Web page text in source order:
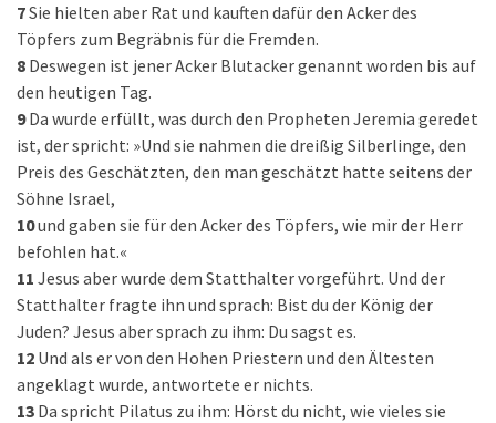
7Sie hielten aber Rat und kauften dafür den Acker des
Töpfers zum Begräbnis für die Fremden.
8 Deswegen ist jener Acker Blutacker genannt worden bis auf
den heutigen Tag.
9 Da wurde erfüllt, was durch den Propheten Jeremia geredet
ist, der spricht: »Und sie nahmen die dreißig Silberlinge, den
Preis des Geschätzten, den man geschätzt hatte seitens der
Söhne Israel,
10und gaben sie für den Acker des Töpfers, wie mir der Herr
befohlen hat.«
11 Jesus aber wurde dem Statthalter vorgeführt. Und der
Statthalter fragte ihn und sprach: Bist du der König der
Juden? Jesus aber sprach zu ihm: Du sagst es.
12 Und als er von den Hohen Priestern und den Ältesten
angeklagt wurde, antwortete er nichts.
13 Da spricht Pilatus zu ihm: Hörst du nicht, wie vieles sie